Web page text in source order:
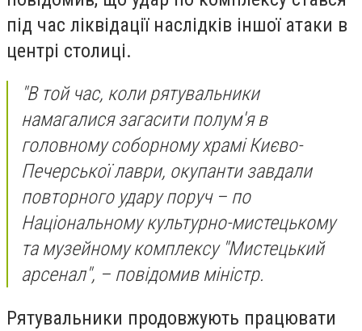
під час ліквідації наслідків іншої атаки в
центрі столиці.
"В той час, коли рятувальники
намагалися загасити полум'я в
головному соборному храмі Києво-
Печерської лаври, окупанти завдали
повторного удару поруч – по
Національному культурно-мистецькому
та музейному комплексу "Мистецький
арсенал", – повідомив міністр.
Рятувальники продовжують працювати